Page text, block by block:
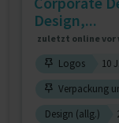
Design,...
zuletzt online vor
Logos 10 J.
Verpackung
Design (allg.)